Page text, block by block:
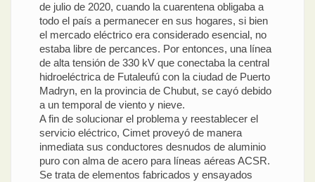
de julio de 2020, cuando la cuarentena obligaba a
todo el país a permanecer en sus hogares, si bien
el mercado eléctrico era considerado esencial, no
estaba libre de percances. Por entonces, una línea
de alta tensión de 330 kV que conectaba la central
hidroeléctrica de Futaleufú con la ciudad de Puerto
Madryn, en la provincia de Chubut, se cayó debido
a un temporal de viento y nieve.
A fin de solucionar el problema y reestablecer el
servicio eléctrico, Cimet proveyó de manera
inmediata sus conductores desnudos de aluminio
puro con alma de acero para líneas aéreas ACSR.
Se trata de elementos fabricados y ensayados